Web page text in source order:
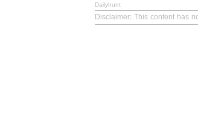
Dailyhunt
Disclaimer: This content has